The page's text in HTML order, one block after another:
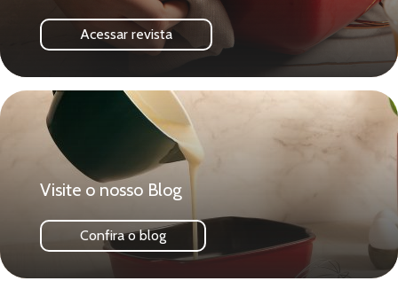
Acessar revista
Visite o nosso Blog
Confira o blog